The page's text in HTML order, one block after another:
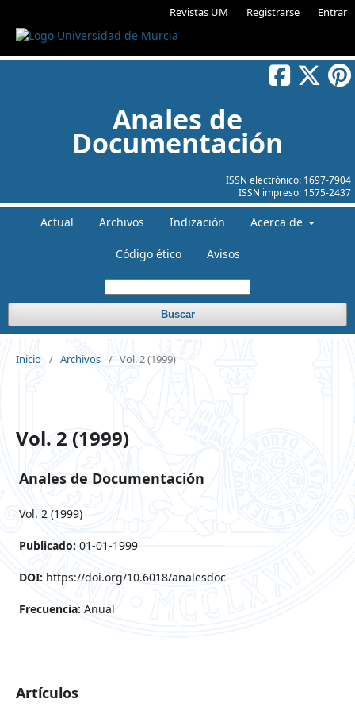
Revistas UM Registrarse Entrar
ISSN electrónico: 1697-7904
ISSN impreso: 1575-2437
Anales de
Documentación
Actual Archivos Indización Acerca de
Código ético Avisos
Buscar
Inicio / Archivos / Vol. 2 (1999)
Vol. 2 (1999)
Anales de Documentación
Vol. 2 (1999)
Publicado: 01-01-1999
DOI: https://doi.org/10.6018/analesdoc
Frecuencia: Anual
Artículos